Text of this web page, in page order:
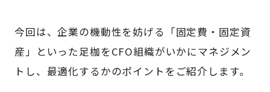
今回は、企業の機動性を妨げる「固定費・固定資
産」といった足枷をCFO組織がいかにマネジメン
トし、最適化するかのポイントをご紹介します。